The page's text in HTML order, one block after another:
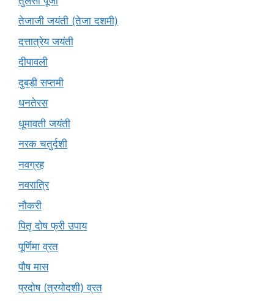
तेजाजी जयंती (तेजा दशमी)
दत्तात्रेय जयंती
दीपावली
दुबड़ी सप्तमी
धनतेरस
धूमावती जयंती
नरक चतुर्दशी
नवग्रह
नवरात्रि
नौकरी
पितृ दोष फ्री उपाय
पूर्णिमा व्रत
पौष मास
प्रदोष (त्रयोदशी) व्रत